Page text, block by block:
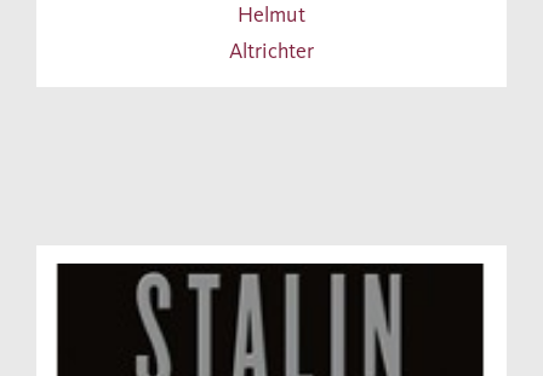
Helmut
Altrichter